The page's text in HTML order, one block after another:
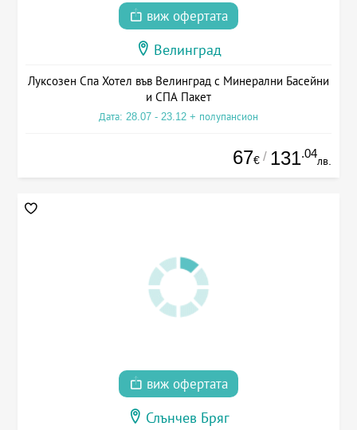
виж офертата
Велинград
Луксозен Спа Хотел във Велинград с Минерални Басейни
и СПА Пакет
Дата: 28.07 - 23.12 + полупансион
67€ / 131.04
лв.
виж офертата
Слънчев Бряг